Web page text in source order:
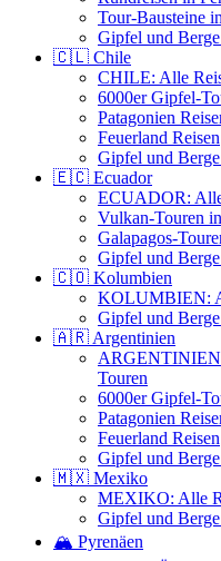
Tour-Bausteine
Gipfel und
🇨🇱 Chile
CHILE: Alle
6000er Gipfel-
Patagonien
Feuerland Reisen
Gipfel und
🇪🇨 Ecuador
ECUADOR:
Vulkan-Touren
Galapagos-
Gipfel und
🇨🇴 Kolumbien
KOLUMBIEN:
Gipfel und
🇦🇷 Argentinien
Touren
6000er Gipfel-
Patagonien
Feuerland Reisen
Gipfel und
🇲🇽 Mexiko
MEXIKO: Alle
Gipfel und
🏔️ Pyrenäen